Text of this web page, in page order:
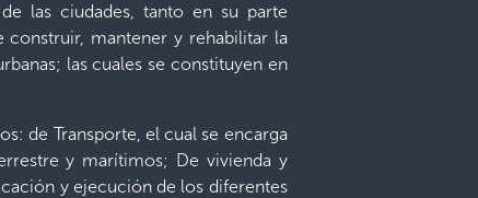
las ciudades, tanto en su parte
mantener y rehabilitar la
las cuales se constituyen en
de Transporte, el cual se encarga
y marítimos; De vivienda y
y ejecución de los diferentes